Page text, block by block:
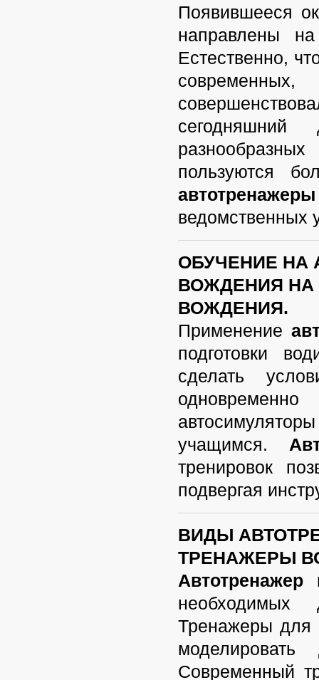
Появившееся
направлены
Естественно,
сегодняшний
пользуются
автотренажеры
ведомственных
ОБУЧЕНИЕ НА
ВОЖДЕНИЯ НА
ВОЖДЕНИЯ.
Применение
подготовки
сделать
автосимуляторы
учащимся.
тренировок
подвергая
ВИДЫ
ТРЕНАЖЕРЫ
Автотренажер
необходимых
Тренажеры для
Современный